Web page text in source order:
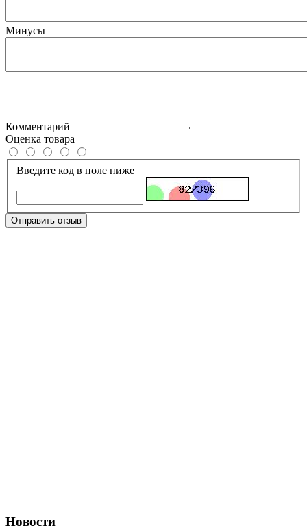
Минусы
Комментарий
Оценка товара
Введите код в поле ниже
Отправить отзыв
Новости